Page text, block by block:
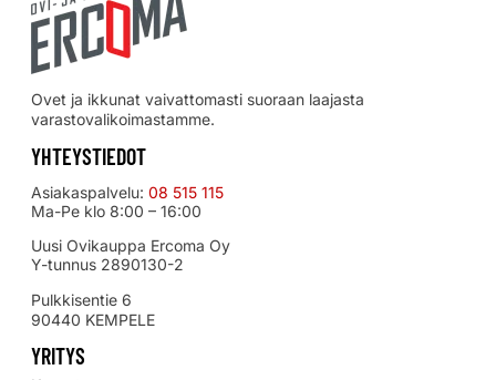
Ovet ja ikkunat vaivattomasti suoraan laajasta
varastovalikoimastamme.
YHTEYSTIEDOT
Asiakaspalvelu: 08 515 115
Ma-Pe klo 8:00 – 16:00
Uusi Ovikauppa Ercoma Oy
Y-tunnus 2890130-2
Pulkkisentie 6
90440 KEMPELE
YRITYS